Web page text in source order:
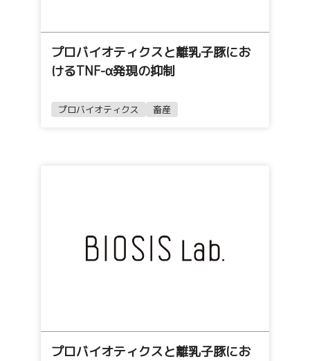
プロバイオティクスと離乳子豚にお
けるTNF-α発現の抑制
プロバイオティクス 畜産
プロバイオティクスと離乳子豚にお